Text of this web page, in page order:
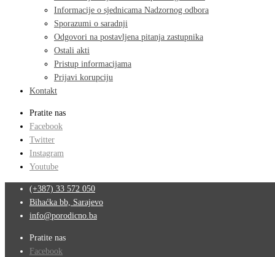
Informacije o sjednicama Nadzornog odbora
Sporazumi o saradnji
Odgovori na postavljena pitanja zastupnika
Ostali akti
Pristup informacijama
Prijavi korupciju
Kontakt
Pratite nas
Facebook
Twitter
Instagram
Youtube
(+387) 33 572 050
Bihaćka bb, Sarajevo
info@porodicno.ba
Pratite nas
Facebook